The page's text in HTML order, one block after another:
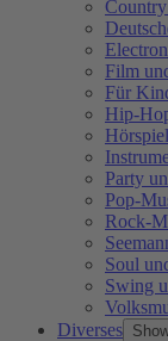
Film
Für
Hip-
Party
Pop-
Rock-
Soul
Swing
Diverses